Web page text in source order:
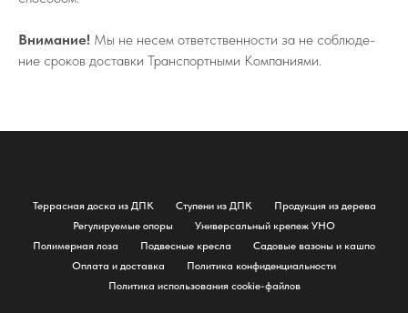
Внимание! Мы не не­сем от­вет­ствен­но­сти за не со­блю­де­
ние сро­ков до­став­ки Транс­порт­ны­ми Ком­па­ни­я­ми.
Террасная доска из ДПК Ступени из ДПК
Продукция из дерева
Регулируемые опоры
Универсальный крепеж УНО
Полимерная лоза
Подвесные кресла
Садовые вазоны и кашпо
Оплата и доставка
Политика конфиденциальности
Политика использования cookie-файлов